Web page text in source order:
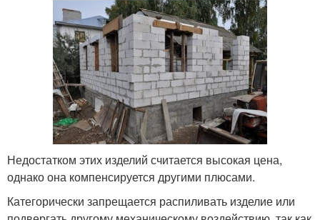
Недостатком этих изделий считается высокая цена,
однако она компенсируется другими плюсами.
Категорически запрещается распиливать изделие или